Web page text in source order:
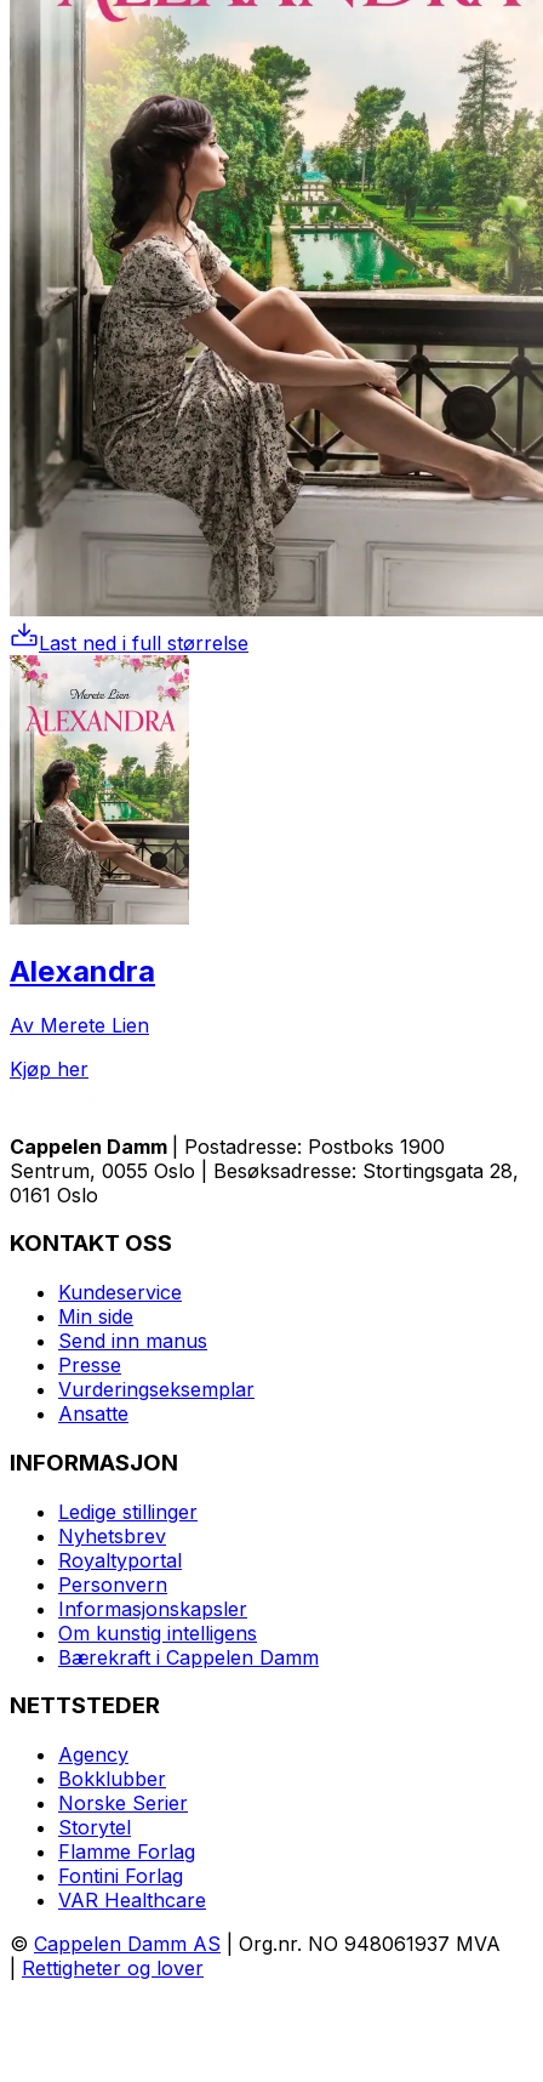
Last ned i full størrelse
Alexandra
Av Merete Lien
Kjøp her
Cappelen Damm
| Postadresse: Postboks 1900
Sentrum, 0055 Oslo | Besøksadresse: Stortingsgata 28,
0161 Oslo
KONTAKT OSS
Kundeservice
Min side
Send inn manus
Presse
Vurderingseksemplar
Ansatte
INFORMASJON
Ledige stillinger
Nyhetsbrev
Royaltyportal
Personvern
Informasjonskapsler
Om kunstig intelligens
Bærekraft i Cappelen Damm
NETTSTEDER
Agency
Bokklubber
Norske Serier
Storytel
Flamme Forlag
Fontini Forlag
VAR Healthcare
© Cappelen Damm AS | Org.nr. NO 948061937 MVA
Rettigheter og lover